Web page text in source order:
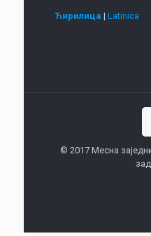
Ћирилица | Latinica
© 2017 Месна